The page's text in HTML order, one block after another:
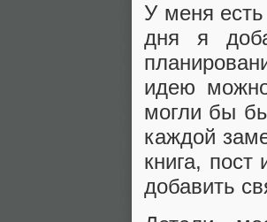
У меня
дня я
идею
могли бы
каждой
книга,
добавить